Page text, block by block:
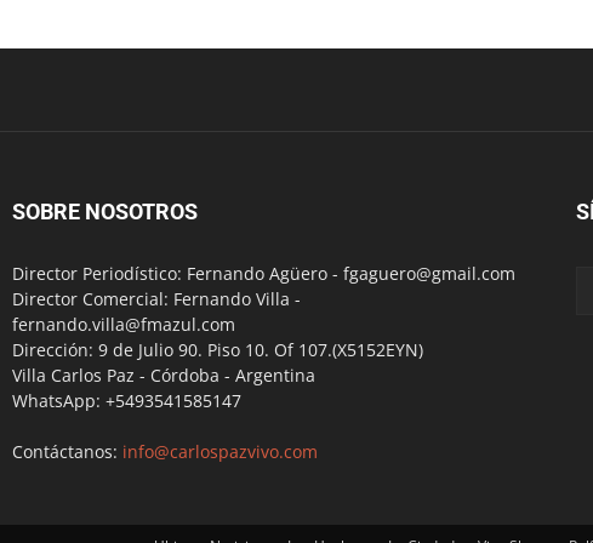
SOBRE NOSOTROS
Director Periodístico: Fernando Agüero - fgaguero@gmail.com
Director Comercial: Fernando Villa -
fernando.villa@fmazul.com
Dirección: 9 de Julio 90. Piso 10. Of 107.(X5152EYN)
Villa Carlos Paz - Córdoba - Argentina
WhatsApp: +5493541585147
Contáctanos: info@carlospazvivo.com